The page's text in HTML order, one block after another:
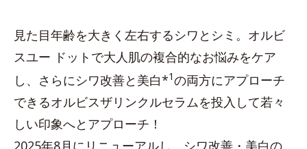
見た目年齢を大きく左右するシワとシミ。オルビ
スユー ドットで大人肌の複合的なお悩みをケア
し、さらにシワ改善と美白*1の両方にアプローチ
できるオルビスザリンクルセラムを投入して若々
しい印象へとアプローチ！
2025年8月にリニューアルし、シワ改善・美白の